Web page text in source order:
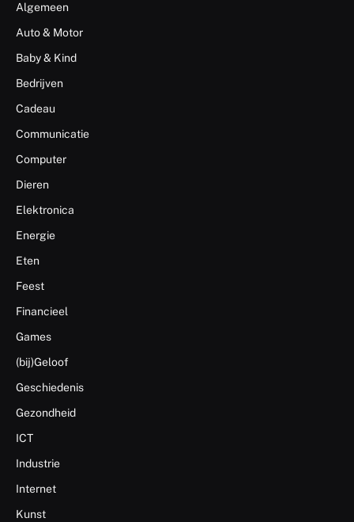
Algemeen
Auto & Motor
Baby & Kind
Bedrijven
Cadeau
Communicatie
Computer
Dieren
Elektronica
Energie
Eten
Feest
Financieel
Games
(bij)Geloof
Geschiedenis
Gezondheid
ICT
Industrie
Internet
Kunst